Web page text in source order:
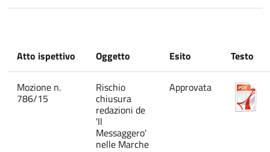
Atto ispettivo Oggetto Esito Testo
Mozione n.
786/15
Rischio
chiusura
redazioni de
'Il
Messaggero'
nelle Marche
Approvata